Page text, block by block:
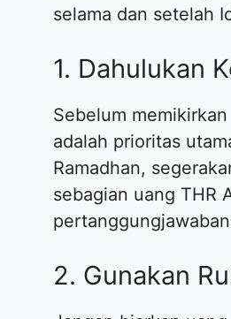
selama dan setelah
1. Dahulukan
Sebelum
adalah prioritas
Ramadhan,
sebagian uang THR
2. Gunakan